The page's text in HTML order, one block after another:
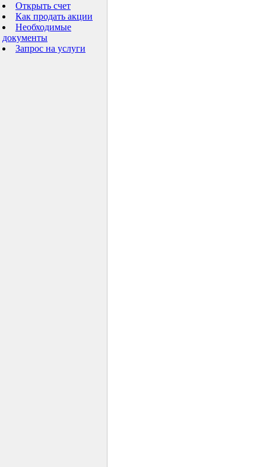
Открыть счет
Как продать акции
Необходимые
документы
Запрос на услуги